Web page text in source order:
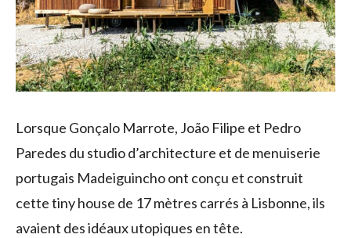
Lorsque Gonçalo Marrote, João Filipe et Pedro
Paredes du studio d’architecture et de menuiserie
portugais Madeiguincho ont conçu et construit
cette tiny house de 17 mètres carrés à Lisbonne, ils
avaient des idéaux utopiques en tête.